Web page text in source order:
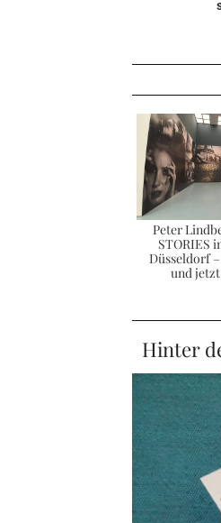
Peter
STORIES
Düsseldorf
und
Hinter